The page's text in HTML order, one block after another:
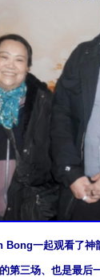
一起观看了
第三场、也是最后